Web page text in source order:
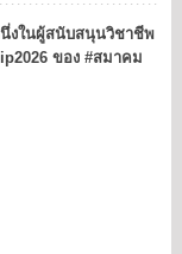
งในผู้สนับสนุนวิชาชีพ
ของ #สมาคม